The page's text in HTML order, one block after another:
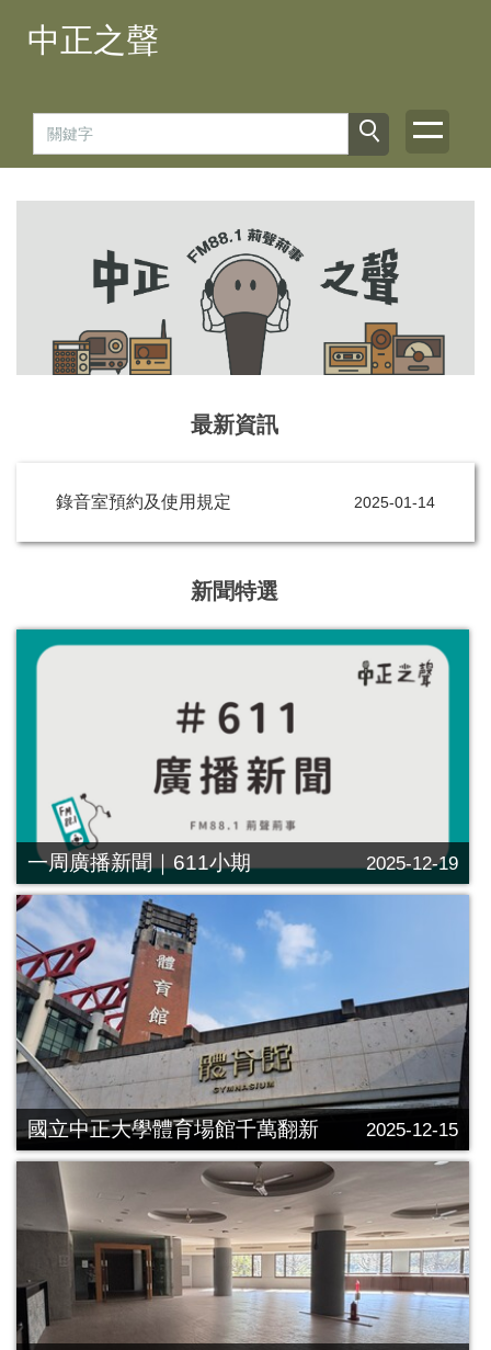
中正之聲
最新資訊
錄音室預約及使用規定 2025-01-14
新聞特選
一周廣播新聞｜611小期 2025-12-19
國立中正大學體育場館千萬翻新 2025-12-15